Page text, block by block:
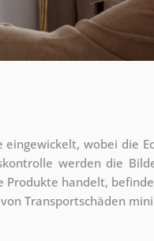
wobei die
werden die
handelt,
Transportschäden